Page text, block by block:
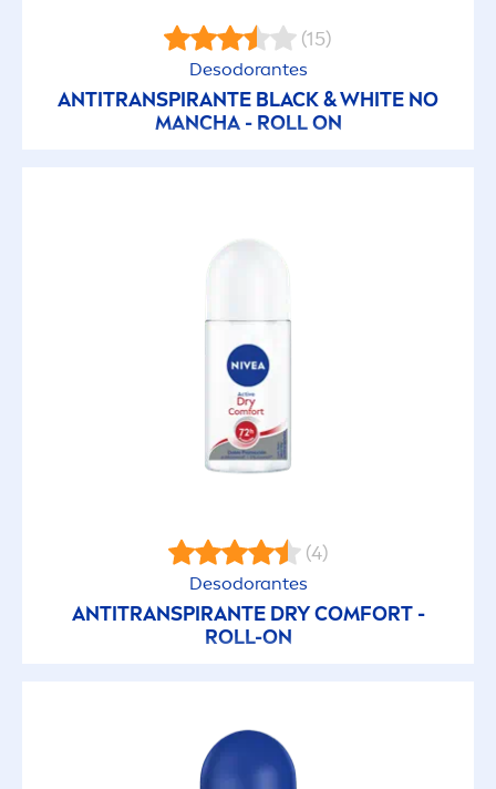
(15)
Desodorantes
ANTITRANSPIRANTE BLACK&WHITE NO
MANCHA - ROLL ON
(4)
Desodorantes
ANTITRANSPIRANTE DRY COMFORT -
ROLL-ON